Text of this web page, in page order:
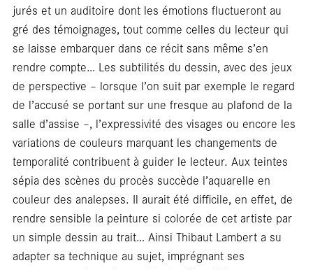
jurés et un auditoire dont les émotions fluctueront au
gré des témoignages, tout comme celles du lecteur qui
se laisse embarquer dans ce récit sans même s’en
rendre compte… Les subtilités du dessin, avec des jeux
de perspective – lorsque l’on suit par exemple le regard
de l’accusé se portant sur une fresque au plafond de la
salle d’assise –, l’expressivité des visages ou encore les
variations de couleurs marquant les changements de
temporalité contribuent à guider le lecteur. Aux teintes
sépia des scènes du procès succède l’aquarelle en
couleur des analepses. Il aurait été difficile, en effet, de
rendre sensible la peinture si colorée de cet artiste par
un simple dessin au trait… Ainsi Thibaut Lambert a su
adapter sa technique au sujet, imprégnant ses